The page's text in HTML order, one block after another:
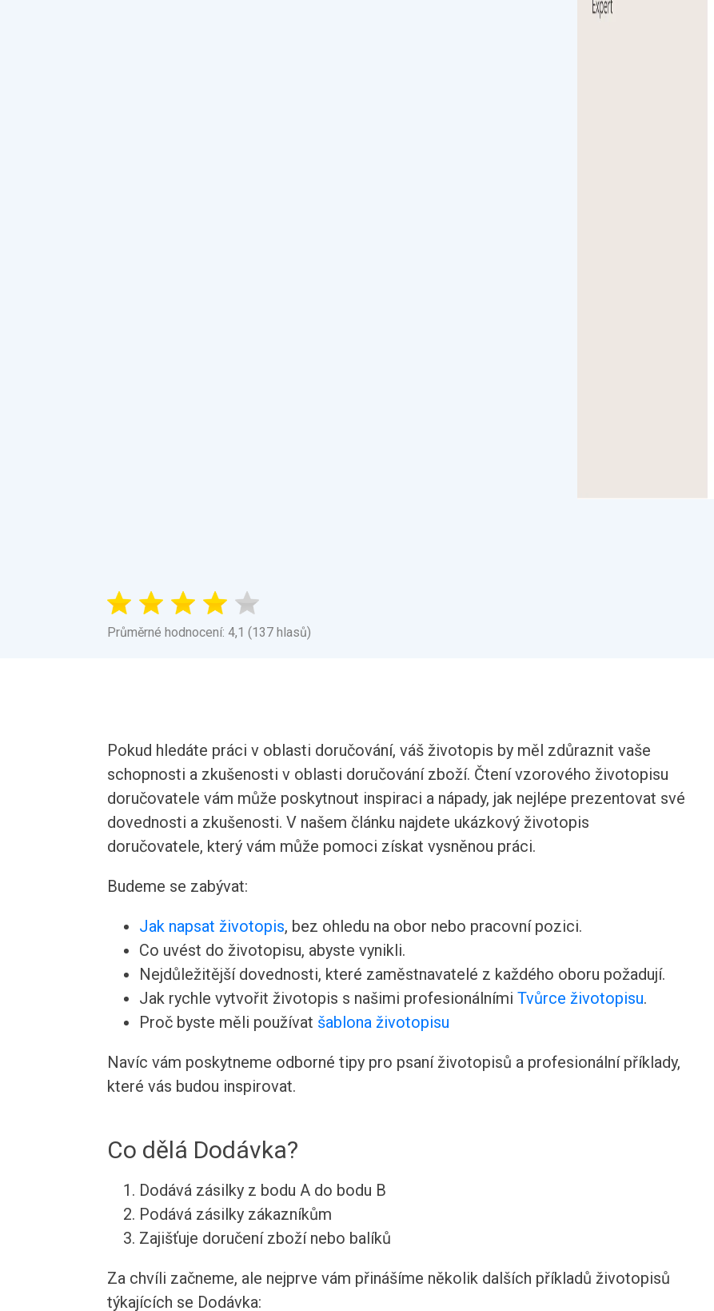
Průměrné hodnocení: 4,1 (137 hlasů)
Pokud hledáte práci v oblasti doručování, váš životopis by měl zdůraznit vaše
schopnosti a zkušenosti v oblasti doručování zboží. Čtení vzorového životopisu
doručovatele vám může poskytnout inspiraci a nápady, jak nejlépe prezentovat své
dovednosti a zkušenosti. V našem článku najdete ukázkový životopis
doručovatele, který vám může pomoci získat vysněnou práci.
Budeme se zabývat:
Jak napsat životopis, bez ohledu na obor nebo pracovní pozici.
Co uvést do životopisu, abyste vynikli.
Nejdůležitější dovednosti, které zaměstnavatelé z každého oboru požadují.
Jak rychle vytvořit životopis s našimi profesionálnímiTvůrce životopisu.
Proč byste měli používat šablona životopisu
Navíc vám poskytneme odborné tipy pro psaní životopisů a profesionální příklady,
které vás budou inspirovat.
Co dělá Dodávka?
Dodává zásilky z bodu A do bodu B
Podává zásilky zákazníkům
Zajišťuje doručení zboží nebo balíků
Za chvíli začneme, ale nejprve vám přinášíme několik dalších příkladů životopisů
týkajících se Dodávka: